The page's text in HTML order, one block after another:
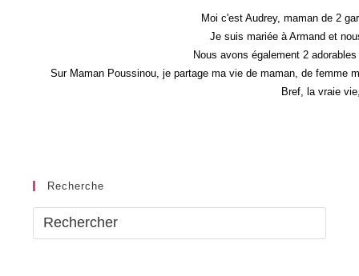
Moi c'est Audrey, maman de 2
Je suis mariée à Armand et
Nous avons également 2
Sur Maman Poussinou, je partage ma vie de maman, de femme
Bref, la vraie
Recherche